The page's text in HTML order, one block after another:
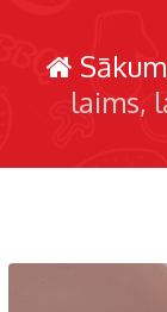
laims